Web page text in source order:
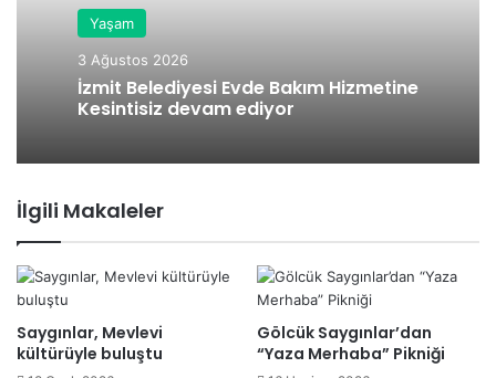
Yaşam
3 Ağustos 2026
İzmit Belediyesi Evde Bakım Hizmetine
Kesintisiz devam ediyor
İlgili Makaleler
Saygınlar, Mevlevi
kültürüyle buluştu
Gölcük Saygınlar’dan
“Yaza Merhaba” Pikniği